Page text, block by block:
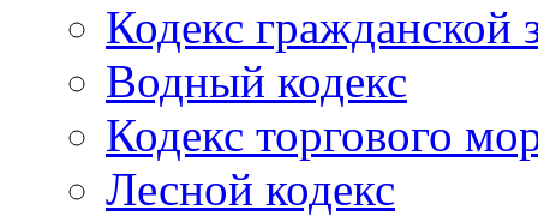
Кодекс гражданской
Водный кодекс
Кодекс торгового
Лесной кодекс